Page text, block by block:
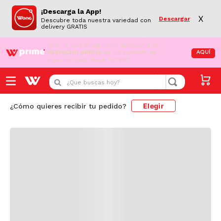
¡Descarga la App!
Descubre toda nuestra variedad con
delivery GRATIS
Descargar X
¡Aún no eres Wong Prime! Aprovecha el
DESPACHO GRATIS en tus compras de
supermercado desde S/79.90
AQUÍ
¿Que buscas hoy?
¿Cómo quieres recibir tu pedido? Elegir
Cargando comentarios...